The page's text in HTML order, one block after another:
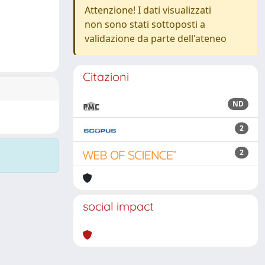
Attenzione! I dati visualizzati
non sono stati sottoposti a
validazione da parte dell'ateneo
Citazioni
ND
2
2
social impact